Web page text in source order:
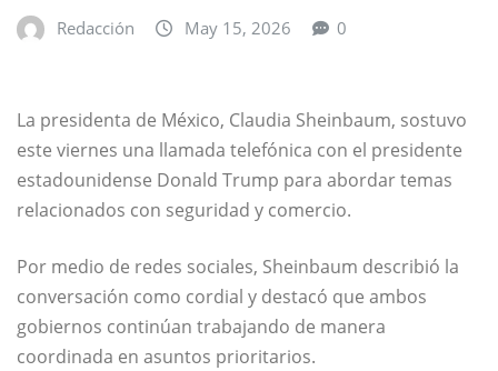
Redacción May 15, 2026 0
La presidenta de México, Claudia Sheinbaum, sostuvo
este viernes una llamada telefónica con el presidente
estadounidense Donald Trump para abordar temas
relacionados con seguridad y comercio.
Por medio de redes sociales, Sheinbaum describió la
conversación como cordial y destacó que ambos
gobiernos continúan trabajando de manera
coordinada en asuntos prioritarios.